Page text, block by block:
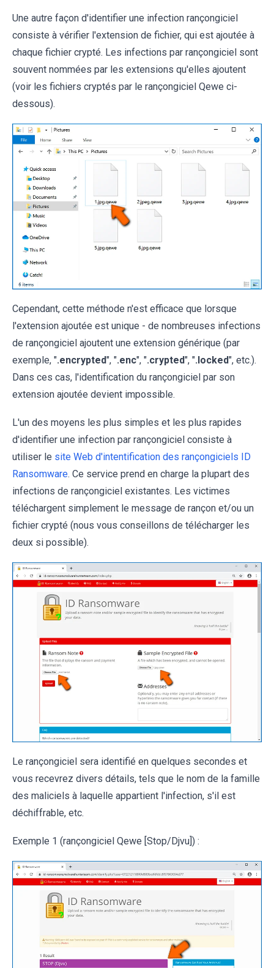
Une autre façon d'identifier une infection rançongiciel
consiste à vérifier l'extension de fichier, qui est ajoutée à
chaque fichier crypté. Les infections par rançongiciel sont
souvent nommées par les extensions qu'elles ajoutent
(voir les fichiers cryptés par le rançongiciel Qewe ci-
dessous).
Cependant, cette méthode n'est efficace que lorsque
l'extension ajoutée est unique - de nombreuses infections
de rançongiciel ajoutent une extension générique (par
exemple, ".encrypted", ".enc", ".crypted", ".locked", etc.).
Dans ces cas, l'identification du rançongiciel par son
extension ajoutée devient impossible.
L'un des moyens les plus simples et les plus rapides
d'identifier une infection par rançongiciel consiste à
utiliser le site Web d'intentification des rançongiciels ID
Ransomware. Ce service prend en charge la plupart des
infections de rançongiciel existantes. Les victimes
téléchargent simplement le message de rançon et/ou un
fichier crypté (nous vous conseillons de télécharger les
deux si possible).
Le rançongiciel sera identifié en quelques secondes et
vous recevrez divers détails, tels que le nom de la famille
des maliciels à laquelle appartient l'infection, s'il est
déchiffrable, etc.
Exemple 1 (rançongiciel Qewe [Stop/Djvu]) :